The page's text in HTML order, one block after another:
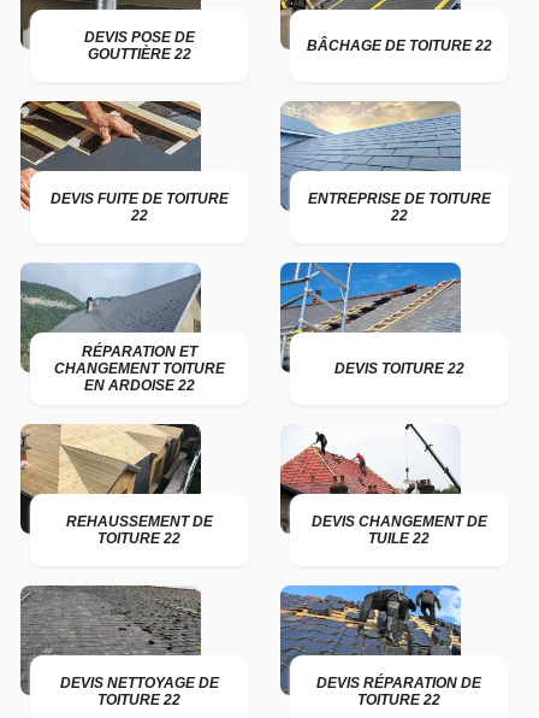
DEVIS POSE DE
GOUTTIÈRE 22
BÂCHAGE DE TOITURE 22
DEVIS FUITE DE TOITURE
22
ENTREPRISE DE TOITURE
22
RÉPARATION ET
CHANGEMENT TOITURE
EN ARDOISE 22
DEVIS TOITURE 22
REHAUSSEMENT DE
TOITURE 22
DEVIS CHANGEMENT DE
TUILE 22
DEVIS NETTOYAGE DE
TOITURE 22
DEVIS RÉPARATION DE
TOITURE 22